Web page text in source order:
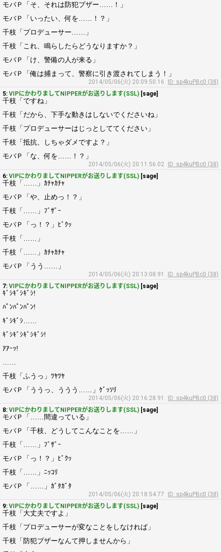
モバＰ「そ、それは防犯ブザー……！」
モバＰ「いったい、何を……！？」
千枝「プロデューサー……」
千枝「これ、鳴らしたらどうなりますか？」
モバＰ「け、警備の人が来る」
モバＰ「俺は捕まって、警察に引き渡されてしまう！」
2014/05/06(火) 20:09:50.16
ID: sp4kuPBc0 (38)
5: VIPにかわりましてNIPPERがお送りします(SSL) [sage]
千枝「ですね」
千枝「だから、下手な動きはしないでくださいね」
千枝「プロデューサーはじっとしててください」
千枝「抵抗、しちゃダメですよ？」
モバＰ「な、何を……！？」
2014/05/06(火) 20:11:56.02
ID: sp4kuPBc0 (38)
6: VIPにかわりましてNIPPERがお送りします(SSL) [sage]
千枝「……」ｶﾁｬｶﾁｬ
モバＰ「や、止めっ！？」
千枝「……」ﾌﾞｻﾞｰ
モバＰ「っ！？」ﾋﾞｸｯ
千枝「……」
千枝「……」ｶﾁｬｶﾁｬ
モバＰ「うう……」
2014/05/06(火) 20:13:08.91
ID: sp4kuPBc0 (38)
7: VIPにかわりましてNIPPERがお送りします(SSL) [sage]
ｷﾞｼｷﾞｼｷﾞｼ!
ﾊﾟﾝﾊﾟﾝﾊﾟﾝ!
ｷﾞｼｷﾞｼ……
ｷﾞｼｷﾞｼｷﾞｼｷﾞｼ!
ｱｱｰｯ!
千枝「ふうっ」ﾂﾔﾂﾔ
モバＰ「ううっ、ううう……」ｹﾞｯｿﾘ
2014/05/06(火) 20:16:28.91
ID: sp4kuPBc0 (38)
8: VIPにかわりましてNIPPERがお送りします(SSL) [sage]
モバＰ「……間違っている」
モバＰ「千枝、どうしてこんなことを……」
千枝「……」ﾌﾞｻﾞｰ
モバＰ「っ！？」ﾋﾞｸｯ
千枝「……」ﾆｯｺﾘ
モバＰ「……」ｶﾞﾀｶﾞﾀ
2014/05/06(火) 20:18:54.77
ID: sp4kuPBc0 (38)
9: VIPにかわりましてNIPPERがお送りします(SSL) [sage]
千枝「大丈夫ですよ」
千枝「プロデューサーが変なことをしなければ」
千枝「防犯ブザーなんて押しませんから」